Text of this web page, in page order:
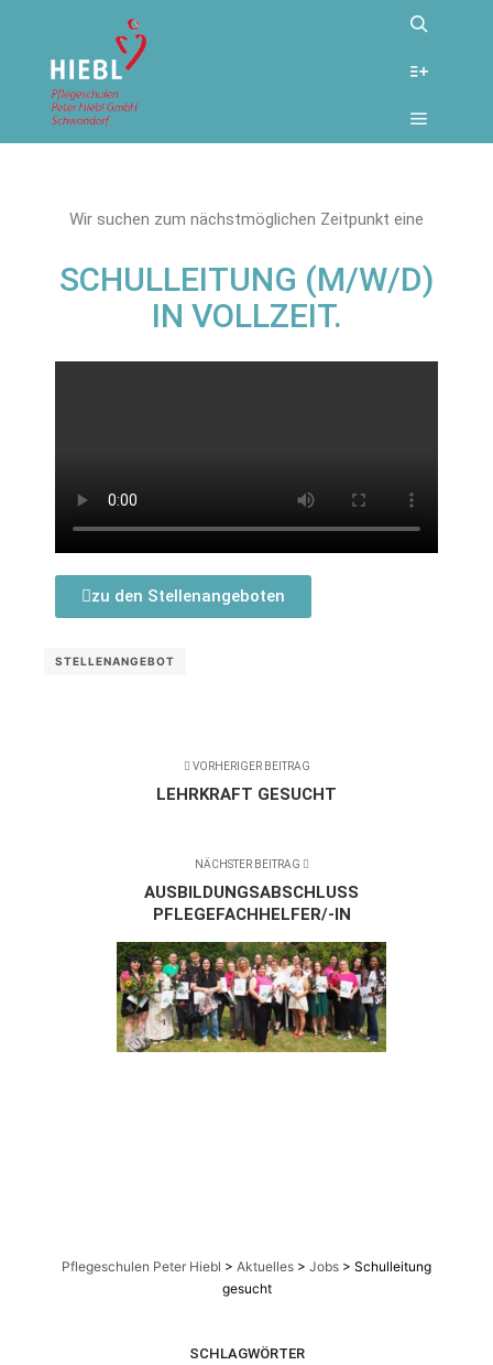
SCHULLEITUNG GESUCHT
Wir suchen zum nächstmöglichen Zeitpunkt eine
SCHULLEITUNG (M/W/D)
IN VOLLZEIT.
zu den Stellenangeboten
STELLENANGEBOT
VORHERIGER BEITRAG
LEHRKRAFT GESUCHT
NÄCHSTER BEITRAG
AUSBILDUNGSABSCHLUSS
PFLEGEFACHHELFER/-IN
Pflegeschulen Peter Hiebl > Aktuelles > Jobs > Schulleitung
gesucht
SCHLAGWÖRTER